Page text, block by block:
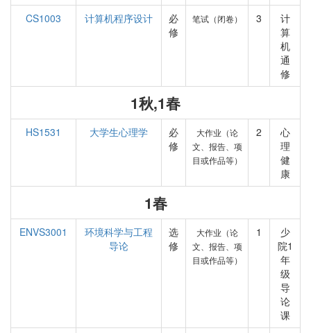
CS1003
计算机程序设计
必
修
笔试（闭卷） 3
计
算
机
通
修
1秋,1春
HS1531 大学生心理学
必
修
大作业（论
文、报告、项
目或作品等）
2
心
理
健
康
1春
ENVS3001
环境科学与工程
导论
选
修
大作业（论
文、报告、项
目或作品等）
1
少
院1
年
级
导
论
课